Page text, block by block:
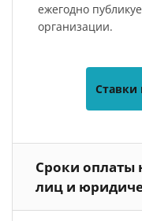
ежегодно
организации.
Ставки
Сроки оплаты
лиц и